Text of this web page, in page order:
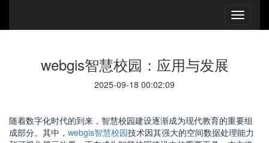
webgis智慧校园：应用与发展
2025-09-18 00:02:09
随着数字化时代的到来，智慧校园建设逐渐成为现代教育的重要组
成部分。其中， webgis智慧校园技术因其强大的空间数据处理能力